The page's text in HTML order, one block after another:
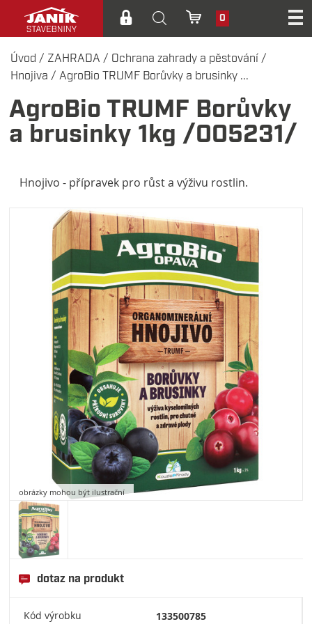
0
Úvod / ZAHRADA / Ochrana zahrady a pěstování /
Hnojiva / AgroBio TRUMF Borůvky a brusinky ...
AgroBio TRUMF Borůvky
a brusinky 1kg /005231/
Hnojivo - přípravek pro růst a výživu rostlin.
obrázky mohou být ilustrační
dotaz na produkt
Kód výrobku 133500785